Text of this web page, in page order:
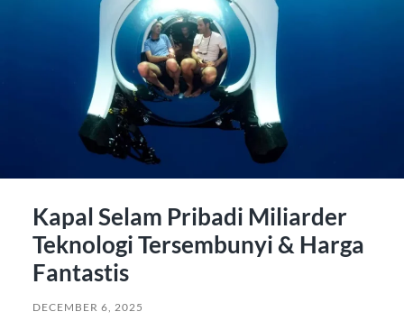
Kapal Selam Pribadi Miliarder
Teknologi Tersembunyi & Harga
Fantastis
DECEMBER 6, 2025